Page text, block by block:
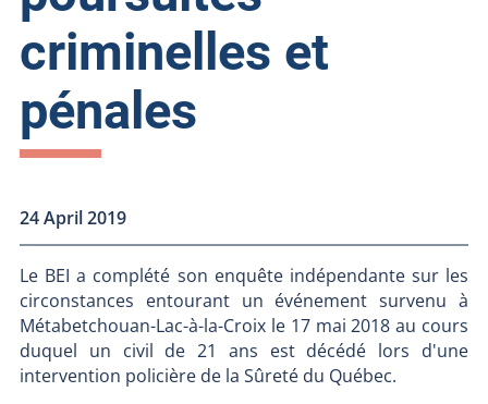
criminelles et
pénales
24 April 2019
Le BEI a complété son enquête indépendante sur les
circonstances entourant un événement survenu à
Métabetchouan-Lac-à-la-Croix le 17 mai 2018 au cours
duquel un civil de 21 ans est décédé lors d'une
intervention policière de la Sûreté du Québec.